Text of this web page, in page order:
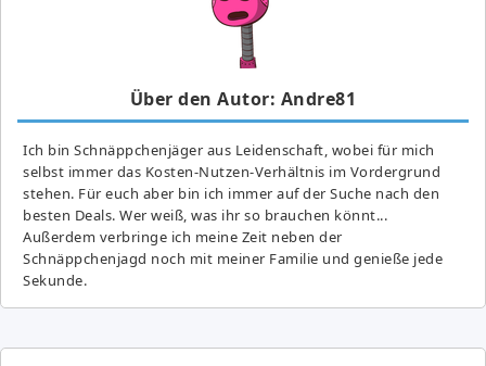
Über den Autor: Andre81
Ich bin Schnäppchenjäger aus Leidenschaft, wobei für mich
selbst immer das Kosten-Nutzen-Verhältnis im Vordergrund
stehen. Für euch aber bin ich immer auf der Suche nach den
besten Deals. Wer weiß, was ihr so brauchen könnt...
Außerdem verbringe ich meine Zeit neben der
Schnäppchenjagd noch mit meiner Familie und genieße jede
Sekunde.